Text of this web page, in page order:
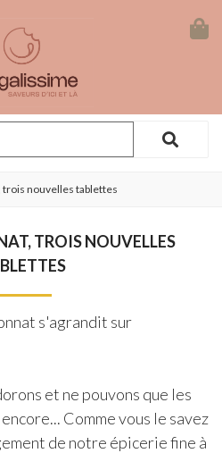
trois nouvelles tablettes
TROIS NOUVELLES
s'agrandit sur
et ne pouvons que les
Comme vous le savez
de notre épicerie fine à